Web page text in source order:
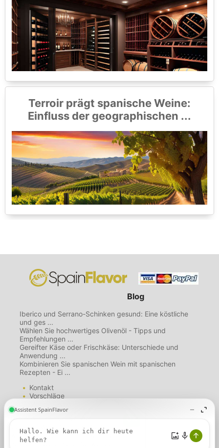
Terroir prägt spanische Weine:
Einfluss der geographischen ...
Blog
Iberico und Serrano-Schinken gesund: Eine köstliche
und ges ...
Wählen Sie hochwertiges Olivenöl - Tipps und
Empfehlungen ...
Gereifter Käse oder Frischkäse: Unterschiede und
Anwendung ...
Kombinieren Sie spanischen Wein mit spanischen
Rezepten - Ei ...
Kontakt
Vorschläge
Über uns
Datenschutzbestimmungen
Cookie-Richtlinie
Cookies. Wenn Sie diese Seite
weiterhin nutzen, gehen wir davon
aus, dass Sie unserer Verwendung